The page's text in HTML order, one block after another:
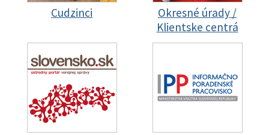
Cudzinci
Okresné úrady /
Klientske centrá